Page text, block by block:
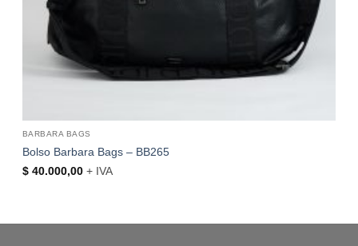
BARBARA BAGS
Bolso Barbara Bags – BB265
$40.000,00+ IVA